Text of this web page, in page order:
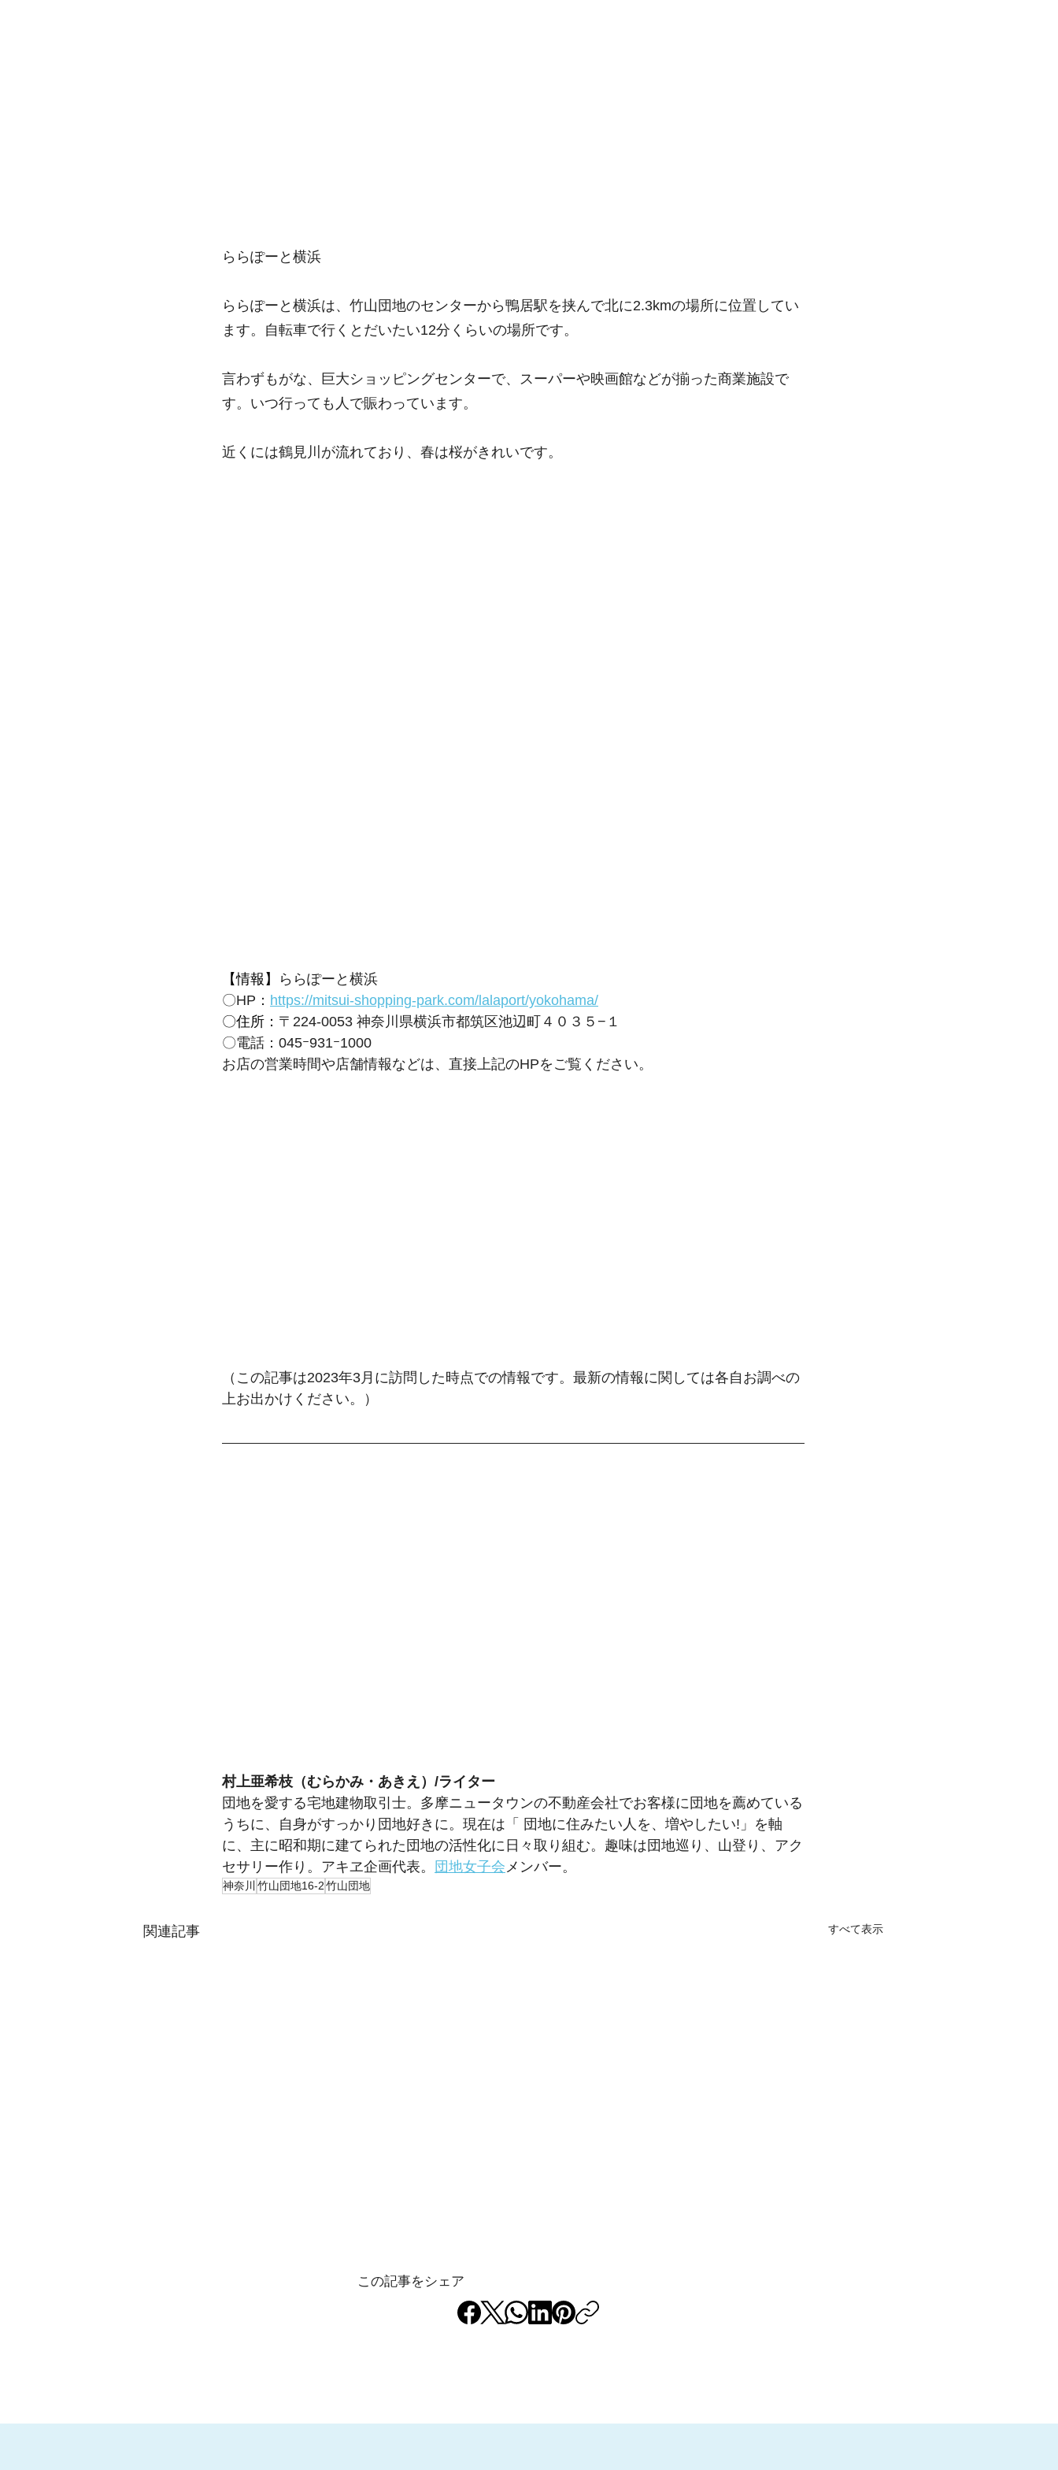
ららぽーと横浜
ららぽーと横浜は、竹山団地のセンターから鴨居駅を挟んで北に2.3kmの場所に位置してい
ます。自転車で行くとだいたい12分くらいの場所です。
言わずもがな、巨大ショッピングセンターで、スーパーや映画館などが揃った商業施設で
す。いつ行っても人で賑わっています。
近くには鶴見川が流れており、春は桜がきれいです。
【情報】
ららぽーと横浜
〇HP： https://mitsui-shopping-park.com/lalaport/yokohama/
〇住所： 〒224-0053 神奈川県横浜市都筑区池辺町４０３５−１
〇電話：045ｰ931ｰ1000
お店の営業時間や店舗情報などは、直接上記のHPをご覧ください。
（この記事は2023年3 月に訪問した時点での情報です。最新の情報に関しては各自お調べの
上お出かけください。）
村上亜希枝（むらかみ・あきえ）/ライター
団地を愛する宅地建物取引士。多摩ニュータウンの不動産会社でお客様に団地を薦めている
うちに、自身がすっかり団地好きに。現在は「 団地に住みたい人を、増やしたい!」を軸
に、主に昭和期に建てられた団地の活性化に日々取り組む。趣味は団地巡り、山登り、アク
セサリー作り。アキヱ企画代表。
団地女子会 メンバー。
神奈川 竹山団地16-2竹山団地
関連記事 すべて表示
ふらっと竹山散歩④ 鴨居
駅〜ららぽーと横浜
この記事をシェア